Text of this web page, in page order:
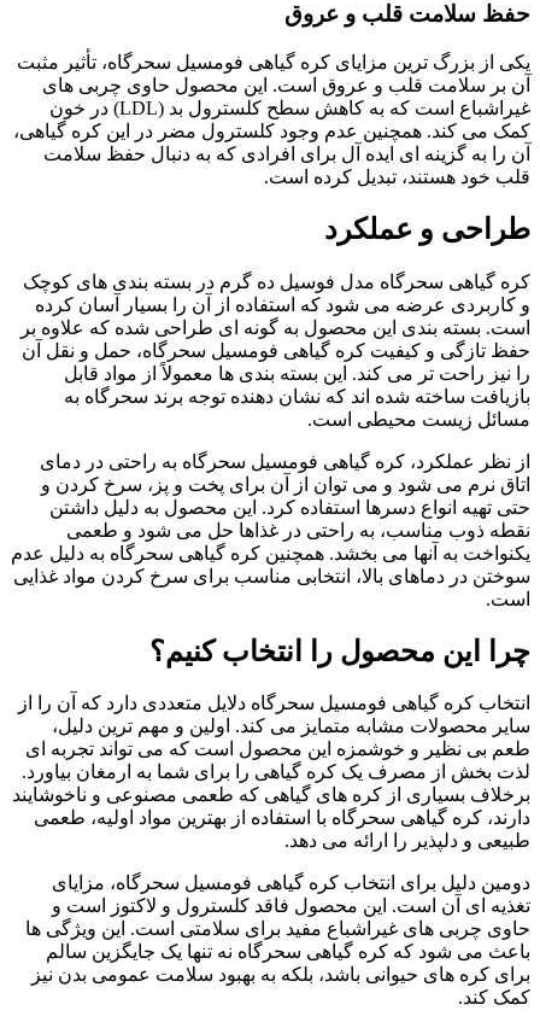
حفظ سلامت قلب و عروق
یکی از بزرگ ترین مزایای کره گیاهی فومسیل سحرگاه، تأثیر مثبت
آن بر سلامت قلب و عروق است. این محصول حاوی چربی های
غیراشباع است که به کاهش سطح کلسترول بد (LDL) در خون
کمک می کند. همچنین عدم وجود کلسترول مضر در این کره گیاهی،
آن را به گزینه ای ایده آل برای افرادی که به دنبال حفظ سلامت
قلب خود هستند، تبدیل کرده است.
طراحی و عملکرد
کره گیاهی سحرگاه مدل فوسیل ده گرم در بسته بندی های کوچک
و کاربردی عرضه می شود که استفاده از آن را بسیار آسان کرده
است. بسته بندی این محصول به گونه ای طراحی شده که علاوه بر
حفظ تازگی و کیفیت کره گیاهی فومسیل سحرگاه، حمل و نقل آن
را نیز راحت تر می کند. این بسته بندی ها معمولاً از مواد قابل
بازیافت ساخته شده اند که نشان دهنده توجه برند سحرگاه به
مسائل زیست محیطی است.
از نظر عملکرد، کره گیاهی فومسیل سحرگاه به راحتی در دمای
اتاق نرم می شود و می توان از آن برای پخت و پز، سرخ کردن و
حتی تهیه انواع دسرها استفاده کرد. این محصول به دلیل داشتن
نقطه ذوب مناسب، به راحتی در غذاها حل می شود و طعمی
یکنواخت به آنها می بخشد. همچنین کره گیاهی سحرگاه به دلیل عدم
سوختن در دماهای بالا، انتخابی مناسب برای سرخ کردن مواد غذایی
است.
چرا این محصول را انتخاب کنیم؟
انتخاب کره گیاهی فومسیل سحرگاه دلایل متعددی دارد که آن را از
سایر محصولات مشابه متمایز می کند. اولین و مهم ترین دلیل،
طعم بی نظیر و خوشمزه این محصول است که می تواند تجربه ای
لذت بخش از مصرف یک کره گیاهی را برای شما به ارمغان بیاورد.
برخلاف بسیاری از کره های گیاهی که طعمی مصنوعی و ناخوشایند
دارند، کره گیاهی سحرگاه با استفاده از بهترین مواد اولیه، طعمی
طبیعی و دلپذیر را ارائه می دهد.
دومین دلیل برای انتخاب کره گیاهی فومسیل سحرگاه، مزایای
تغذیه ای آن است. این محصول فاقد کلسترول و لاکتوز است و
حاوی چربی های غیراشباع مفید برای سلامتی است. این ویژگی ها
باعث می شود که کره گیاهی سحرگاه نه تنها یک جایگزین سالم
برای کره های حیوانی باشد، بلکه به بهبود سلامت عمومی بدن نیز
کمک کند.